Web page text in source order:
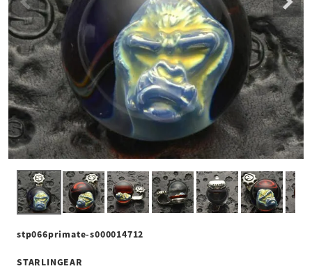
stp066primate-s000014712
STARLINGEAR